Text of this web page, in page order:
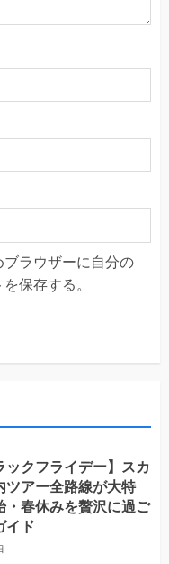
ラウザーに自分の
保存する。
ックフライデー】スカ
ツアー全路線が大特
・春休みを贅沢に過ご
イド